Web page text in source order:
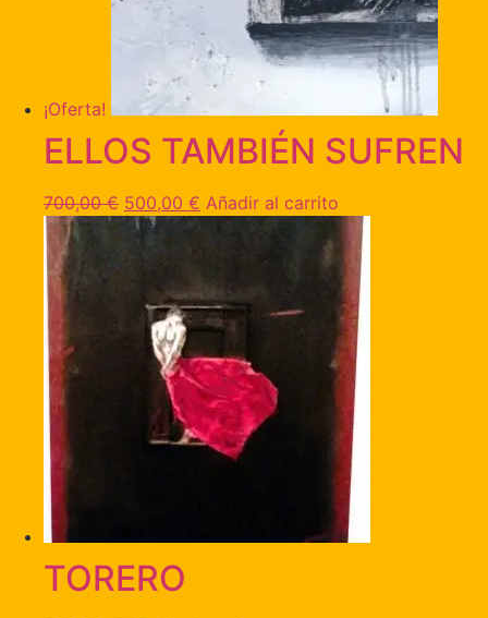
¡Oferta!
ELLOS TAMBIÉN SUFREN
700,00€ 500,00 € Añadir al carrito
TORERO